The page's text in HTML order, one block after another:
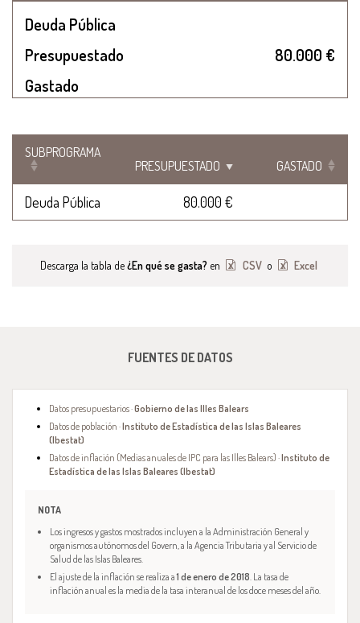
Deuda Pública
Presupuestado
80.000 €
Gastado
SUBPROGRAMA
PRESUPUESTADO
GASTADO
Deuda Pública 80.000 €
Descarga la tabla de¿En qué se gasta?en CSV o Excel
FUENTES DE DATOS
Datos presupuestarios ·Gobierno de las Illes Balears
Datos de población ·Instituto de Estadística de las Islas Baleares
(Ibestat)
Datos de inflación (Medias anuales de IPC para las Illes Balears) ·Instituto de
Estadística de las Islas Baleares (Ibestat)
NOTA
Los ingresos y gastos mostrados incluyen a la Administración General y
organismos autónomos del Govern, a la Agencia Tributaria y al Servicio de
Salud de las Islas Baleares.
El ajuste de la inflación se realiza a1 de enero de 2018. La tasa de
inflación anual es la media de la tasa interanual de los doce meses del año.